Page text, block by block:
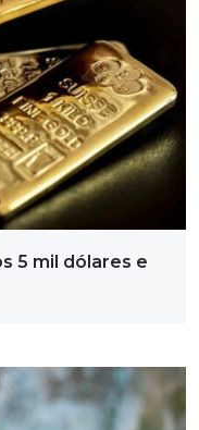
5 mil dólares e